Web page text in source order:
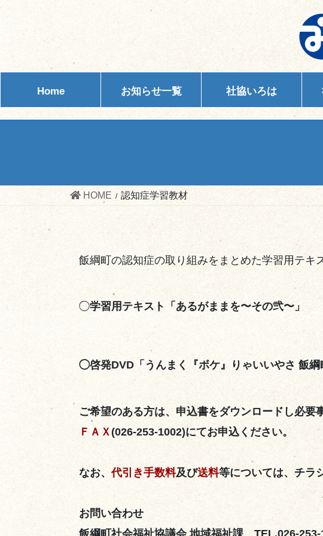
Home お知らせ一覧 社協いろは
HOME 認知症学習教材
飯綱町の認知症の取り組みをまとめた学習用テキ
◯学習用テキスト「あるがままを〜そ
◯啓発DVD「うんまく『ボケ』りゃいいやさ 飯綱
ご希望のある方は、申込書をダウンロードし必要
ＦＡＸ (026-253-1002)にてお申込ください。
なお、代引き手数料及び送料等については、チラ
お問い合わせ
飯綱町社会福祉協議会 地域福祉課 TEL.026-253-